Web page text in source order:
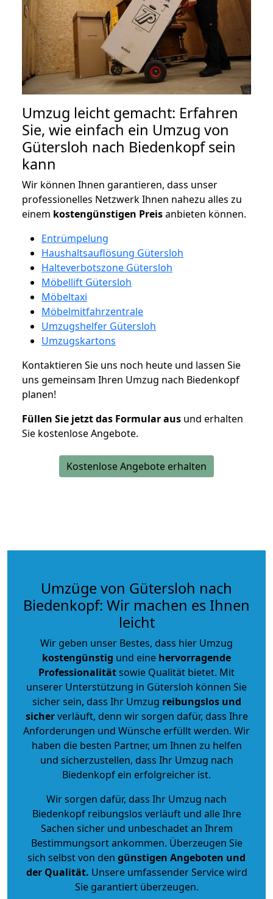
Umzug leicht gemacht: Erfahren
Sie, wie einfach ein Umzug von
Gütersloh nach Biedenkopf sein
kann
Wir können Ihnen garantieren, dass unser
professionelles Netzwerk Ihnen nahezu alles zu
einem kostengünstigen Preisanbieten können.
Entrümpelung
Haushaltsauflösung Gütersloh
Halteverbotszone Gütersloh
Möbellift Gütersloh
Möbeltaxi
Möbelmitfahrzentrale
Umzugshelfer Gütersloh
Umzugskartons
Kontaktieren Sie uns noch heute und lassen Sie
uns gemeinsam Ihren Umzug nach Biedenkopf
planen!
Füllen Sie jetzt das Formular aus und erhalten
Sie kostenlose Angebote.
Kostenlose Angebote erhalten
Umzüge von Gütersloh nach
Biedenkopf: Wir machen es Ihnen
leicht
Wir geben unser Bestes, dass hier Umzug
kostengünstig und eine hervorragende
Professionalitätsowie Qualität bietet. Mit
unserer Unterstützung in Gütersloh können Sie
sicher sein, dass Ihr Umzug reibungslos und
sicherverläuft, denn wir sorgen dafür, dass Ihre
Anforderungen und Wünsche erfüllt werden. Wir
haben die besten Partner, um Ihnen zu helfen
und sicherzustellen, dass Ihr Umzug nach
Biedenkopf ein erfolgreicher ist.
Wir sorgen dafür, dass Ihr Umzug nach
Biedenkopf reibungslos verläuft und alle Ihre
Sachen sicher und unbeschadet an Ihrem
Bestimmungsort ankommen. Überzeugen Sie
sich selbst von den günstigen Angeboten und
der Qualität. Unsere umfassender Service wird
Sie garantiert überzeugen.